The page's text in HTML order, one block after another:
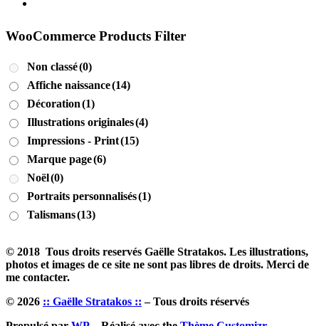
WooCommerce Products Filter
Non classé(0)
Affiche naissance(14)
Décoration(1)
Illustrations originales(4)
Impressions - Print(15)
Marque page(6)
Noël(0)
Portraits personnalisés(1)
Talismans(13)
© 2018 Tous droits reservés Gaëlle Stratakos. Les illustrations,
photos et images de ce site ne sont pas libres de droits. Merci de
me contacter.
© 2026 :: Gaëlle Stratakos :: – Tous droits réservés